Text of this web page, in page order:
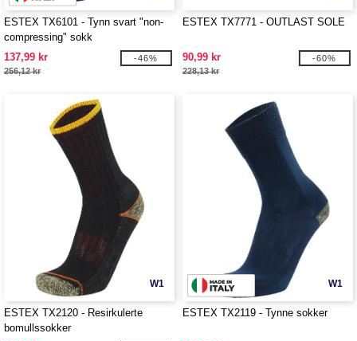
ESTEX TX6101 - Tynn svart "non-
compressing" sokk
137,99 kr
256,12 kr
-46%
ESTEX TX7771 - OUTLAST SOLE
90,99 kr
228,13 kr
-60%
W1
ESTEX TX2120 - Resirkulerte
bomullssokker
W1
ESTEX TX2119 - Tynne sokker